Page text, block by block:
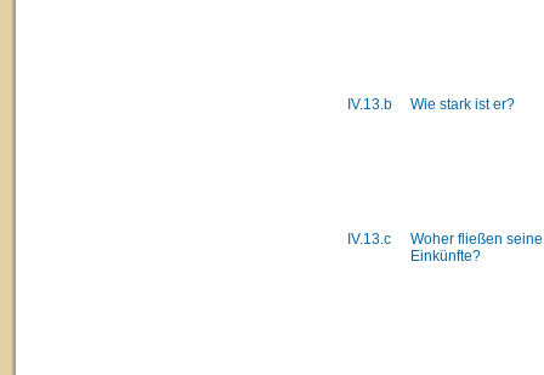
IV.13.b Wie stark ist er?
IV.13.c
Woher fließen seine
Einkünfte?